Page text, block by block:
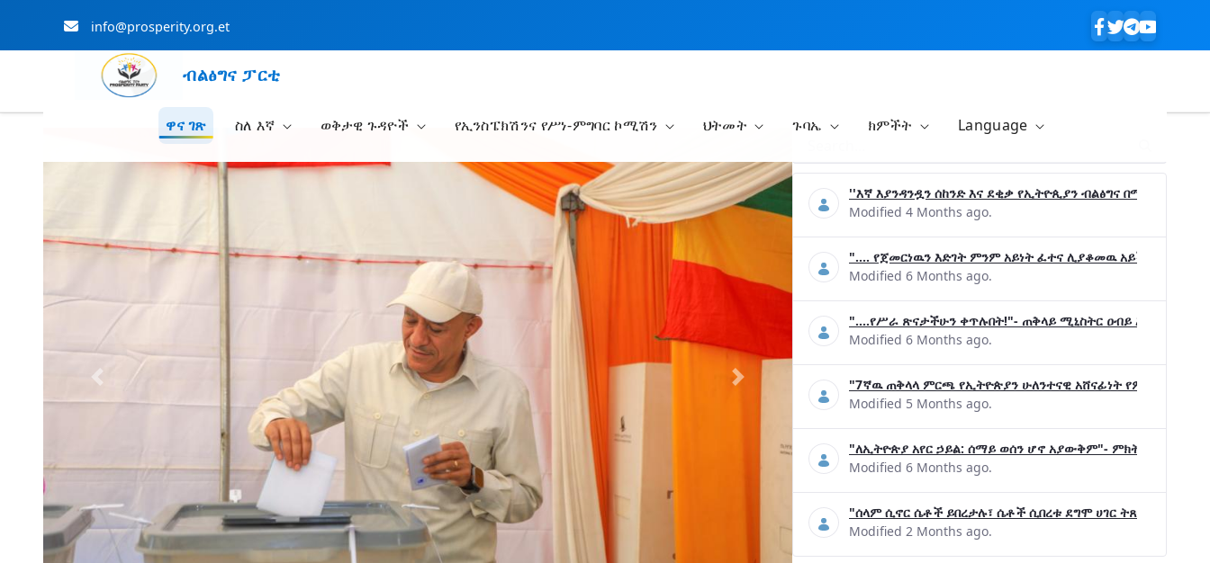
info@prosperity.org.et
ብልፅግና ፓርቲ
ዋና ገጽ ስለ እኛ ወቅታዊ ጉዳዮች የኢንስፔክሽንና የሥነ-ምግባር ኮሚሽን ህትመት ጉባኤ ክምችት Language
Previous Next
''እኛ እያንዳንዷን ሰከንድ እና ደቂቃ የኢትዮጲያን ብልፅግና በሚያረጋግጡ
Modified 4 Months ago.
".... የጀመርነዉን እድገት ምንም አይነት ፈተና ሊያቆመዉ አይችልም"-
Modified 6 Months ago.
"....የሥራ ጽናታችሁን ቀጥሉበት!"- ጠቅላይ ሚኒስትር ዐብይ አሕመድ (ዶ/ር)
Modified 6 Months ago.
"7ኛዉ ጠቅላላ ምርጫ የኢትዮጵያን ሁለንተናዊ አሸናፊነት የምናረጋግጥበት
Modified 5 Months ago.
"ለኢትዮጵያ አየር ኃይል: ሰማይ ወሰን ሆኖ አያውቅም"- ምክትል ጠቅላይ
Modified 6 Months ago.
"ሰላም ሲኖር ሴቶች ይበረታሉ፣ ሴቶች ሲበረቱ ደግሞ ሀገር ትጸናለች"- ዶ/ር
Modified 2 Months ago.